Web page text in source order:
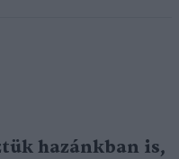
hazánkban is,